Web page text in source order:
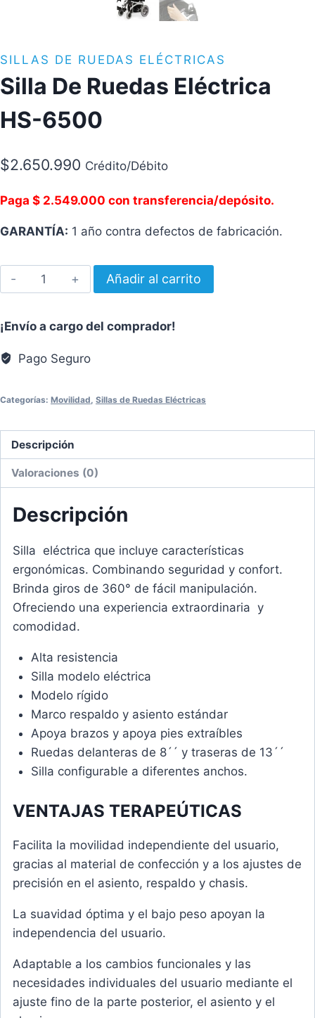
SILLAS DE RUEDAS ELÉCTRICAS
Silla De Ruedas Eléctrica
HS-6500
$2.650.990 Crédito/Débito
Paga $ 2.549.000 con transferencia/depósito.
GARANTÍA: 1 año contra defectos de fabricación.
Silla
De
Eléctrica
6500
Añadir al carrito
¡Envío a cargo del comprador!
Pago Seguro
Categorías: Movilidad Sillas de Ruedas Eléctricas
Descripción
Valoraciones (0)
Descripción
Silla eléctrica que incluye características
ergonómicas. Combinando seguridad y confort.
Brinda giros de 360° de fácil manipulación.
Ofreciendo una experiencia extraordinaria y
comodidad.
Alta resistencia
Silla modelo eléctrica
Modelo rígido
Marco respaldo y asiento estándar
Apoya brazos y apoya pies extraíbles
Ruedas delanteras de 8´´ y traseras de 13´´
Silla configurable a diferentes anchos.
VENTAJAS TERAPEÚTICAS
Facilita la movilidad independiente del usuario,
gracias al material de confección y a los ajustes de
precisión en el asiento, respaldo y chasis.
La suavidad óptima y el bajo peso apoyan la
independencia del usuario.
Adaptable a los cambios funcionales y las
necesidades individuales del usuario mediante el
ajuste fino de la parte posterior, el asiento y el